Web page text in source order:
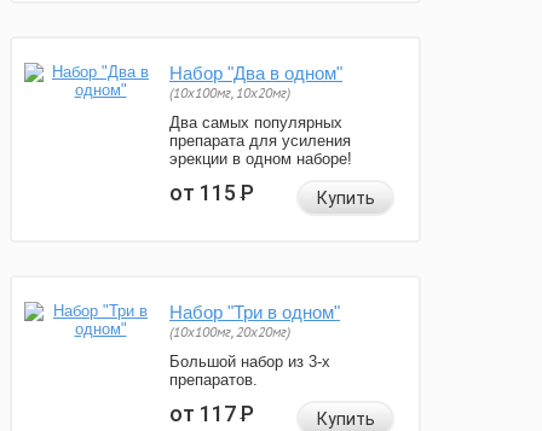
Набор "Два в одном"
(10x100мг, 10x20мг)
Два самых популярных
препарата для усиления
эрекции в одном наборе!
от 115Р Купить
Набор "Три в одном"
(10x100мг, 20x20мг)
Большой набор из 3-х
препаратов.
от 117Р Купить